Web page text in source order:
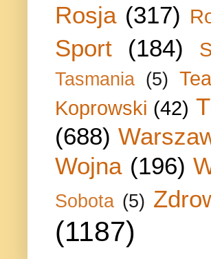
Rosja (317)
Sport (184)
Tasmania (5)
Koprowski (42)
(688)
Wojna (196)
Sobota (5)
(1187)